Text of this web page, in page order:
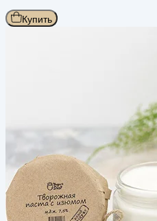
Купить